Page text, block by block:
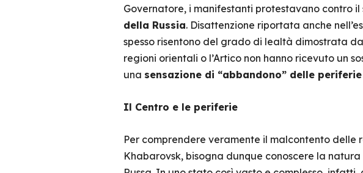
Governatore, i manifestanti protestavano contro il
della Russia. Disattenzione riportata anche
spesso risentono del grado di lealtà dimostrata
regioni orientali o l’Artico non hanno ricevuto un
una sensazione di “abbandono” delle periferie
Il Centro e le periferie
Per comprendere veramente il malcontento delle
Khabarovsk, bisogna dunque conoscere la